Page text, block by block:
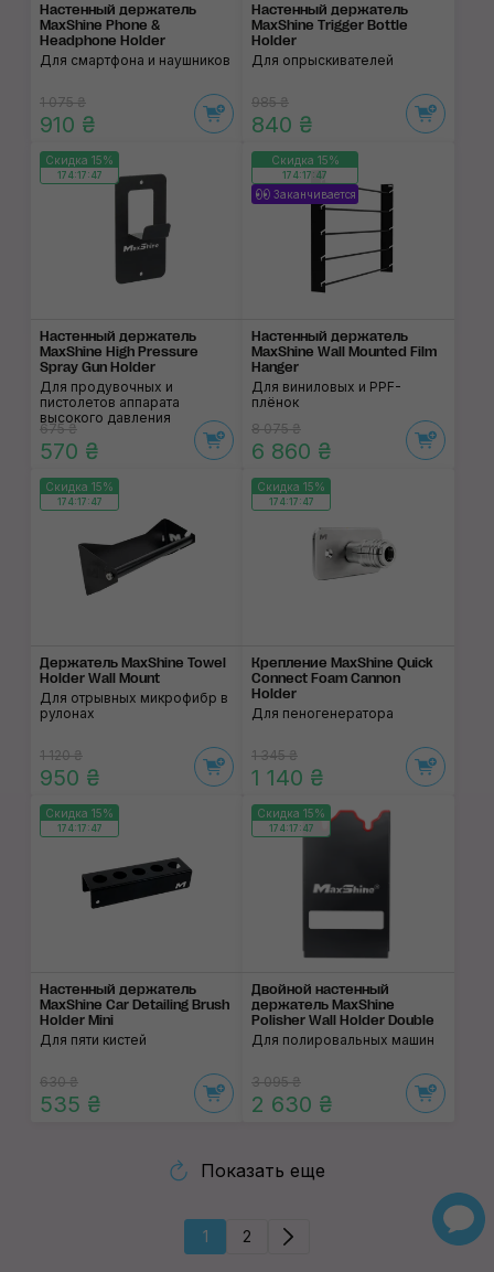
Настенный держатель
MaxShine Phone &
Headphone Holder
Для смартфона и наушников
1 075 ₴
910 ₴
Настенный держатель
MaxShine Trigger Bottle
Holder
Для опрыскивателей
985 ₴
840 ₴
Скидка 15%
174:17:46
Настенный держатель
MaxShine High Pressure
Spray Gun Holder
Для продувочных и
пистолетов аппарата
высокого давления
675 ₴
570 ₴
Скидка 15%
174:17:46
Заканчивается
Настенный держатель
MaxShine Wall Mounted Film
Hanger
Для виниловых и PPF-
плёнок
8 075 ₴
6 860 ₴
Скидка 15%
174:17:46
Держатель MaxShine Towel
Holder Wall Mount
Для отрывных микрофибр в
рулонах
1 120 ₴
950 ₴
Скидка 15%
174:17:46
Крепление MaxShine Quick
Connect Foam Cannon
Holder
Для пеногенератора
1 345 ₴
1 140 ₴
Скидка 15%
174:17:46
Настенный держатель
MaxShine Car Detailing Brush
Holder Mini
Для пяти кистей
630 ₴
535 ₴
Скидка 15%
174:17:46
Двойной настенный
держатель MaxShine
Polisher Wall Holder Double
Для полировальных машин
3 095 ₴
2 630 ₴
Показать еще
1 2